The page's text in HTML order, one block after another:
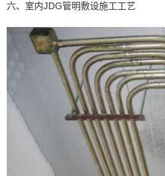
六、室内JDG管明敷设施工工艺